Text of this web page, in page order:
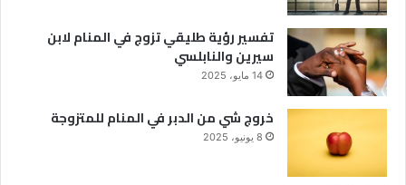
تفسير رؤية طليقي تزوج في المنام لابن
سيرين والنابلسي
14 مايو، 2025
خروج شي من الدبر في المنام للمتزوجة
8 يونيو، 2025